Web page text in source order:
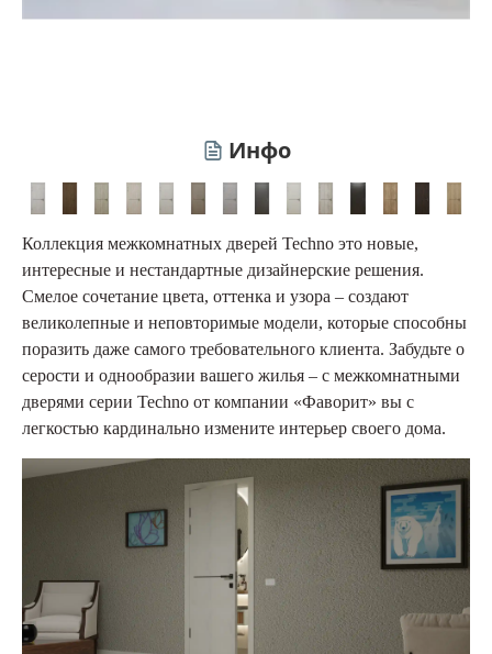
Инфо
Коллекция межкомнатных дверей Techno это новые,
интересные и нестандартные дизайнерские решения.
Смелое сочетание цвета, оттенка и узора – создают
великолепные и неповторимые модели, которые способны
поразить даже самого требовательного клиента. Забудьте о
серости и однообразии вашего жилья – с межкомнатными
дверями серии Techno от компании «Фаворит» вы с
легкостью кардинально измените интерьер своего дома.